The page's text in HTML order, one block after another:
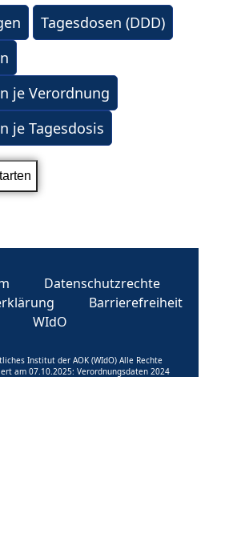
Tagesdosen (DDD)
je Verordnung
je Tagesdosis
Datenschutzrechte
Barrierefreiheit
WIdO
Institut der AOK (WIdO) Alle Rechte
am 07.10.2025: Verordnungsdaten 2024